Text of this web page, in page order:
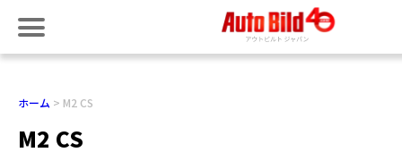
ホーム M2 CS
M2 CS